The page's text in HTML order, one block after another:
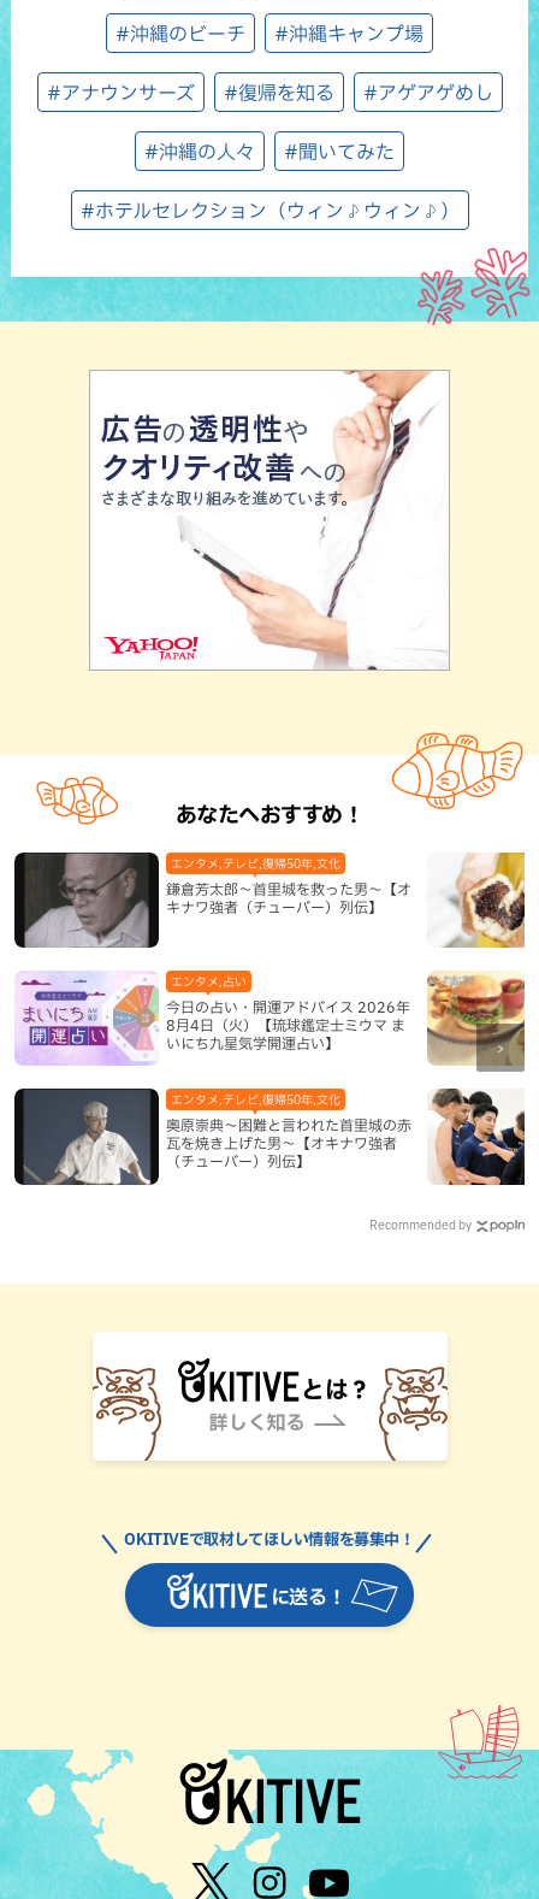
#沖縄のビーチ #沖縄キャンプ場
#アナウンサーズ #復帰を知る #アゲアゲめし
#沖縄の人々 #聞いてみた
#ホテルセレクション（ウィン♪ウィン♪）
あなたへおすすめ！
鎌倉芳太郎～首里城を救った男～【オ
キナワ強者（チューバー）列伝】
エンタメ,テレビ,復帰50年,文化
今日の占い・開運アドバイス 2026年
8月4日（火）【琉球鑑定士ミウマ ま
いにち九星気学開運占い】
エンタメ,占い
奥原崇典～困難と言われた首里城の赤
瓦を焼き上げた男～【オキナワ強者
（チューバー）列伝】
エンタメ,テレビ,復帰50年,文化
Recommended by
に送る！
OKITIVEで取材してほしい情報を募集中！